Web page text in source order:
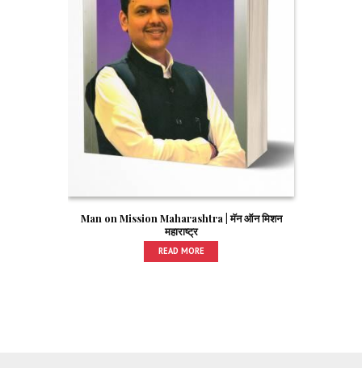
Man on Mission Maharashtra | मॅन ऑन मिशन
महाराष्ट्र
READ MORE